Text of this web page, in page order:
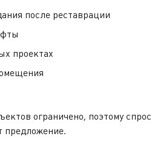
после реставрации
проектах
ограничено, поэтому спрос
предложение.